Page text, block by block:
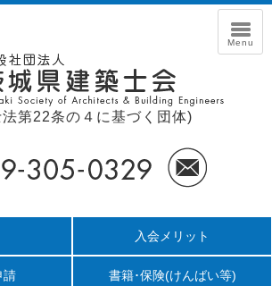
第22条の４に基づく団体)
入会メリット
請 書籍･保険(けんばい等)